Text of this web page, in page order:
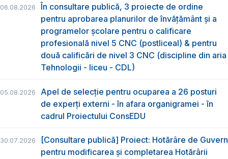
06.08.2026
În consultare publică, 3 proiecte de ordine
pentru aprobarea planurilor de învățământ și a
programelor școlare pentru o calificare
profesională nivel 5 CNC (postliceal) & pentru
două calificări de nivel 3 CNC (discipline din aria
Tehnologii - liceu - CDL)
05.08.2026
Apel de selecție pentru ocuparea a 26 posturi
de experți externi - în afara organigramei - în
cadrul Proiectului ConsEDU
30.07.2026
[Consultare publică] Proiect: Hotărâre de Guvern
pentru modificarea și completarea Hotărârii